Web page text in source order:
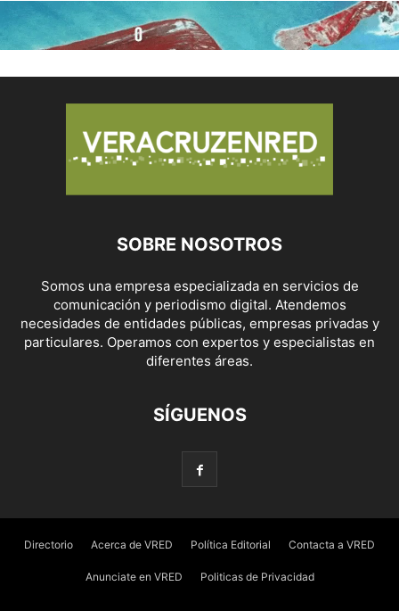
SOBRE NOSOTROS
Somos una empresa especializada en servicios de
comunicación y periodismo digital. Atendemos
necesidades de entidades públicas, empresas privadas y
particulares. Operamos con expertos y especialistas en
diferentes áreas.
SÍGUENOS
Directorio Acerca de VRED Política Editorial Contacta a VRED
Anunciate en VRED Politicas de Privacidad